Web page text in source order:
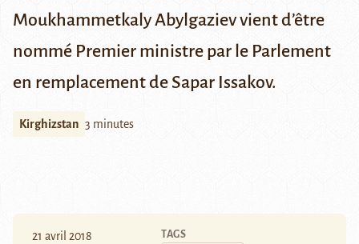
Moukhammetkaly Abylgaziev vient d’être
nommé Premier ministre par le Parlement
en remplacement de Sapar Issakov.
Kirghizstan 3 minutes
21 avril 2018 TAGS